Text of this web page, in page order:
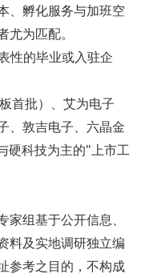
、孵化服务与加班空
为匹配。
性的毕业或入驻企
首批）、艾为电子
、敦吉电子、六晶金
硬科技为主的"上市工
组基于公开信息、
料及实地调研独立编
参考之目的，不构成